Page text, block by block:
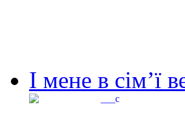
І мене в сім’ї